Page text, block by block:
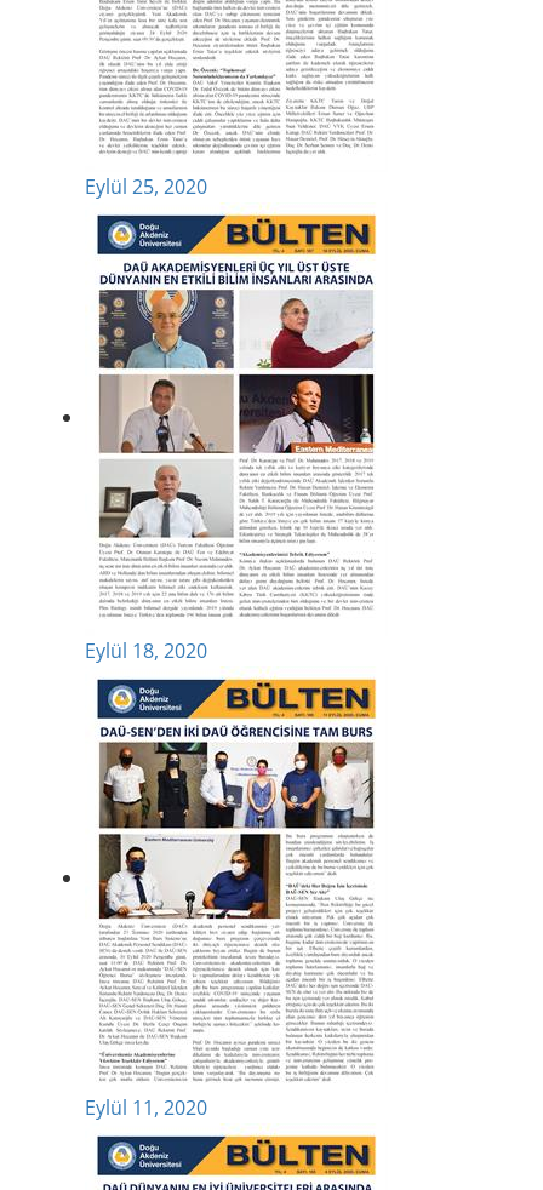
Eylül 25, 2020
Eylül 18, 2020
Eylül 11, 2020